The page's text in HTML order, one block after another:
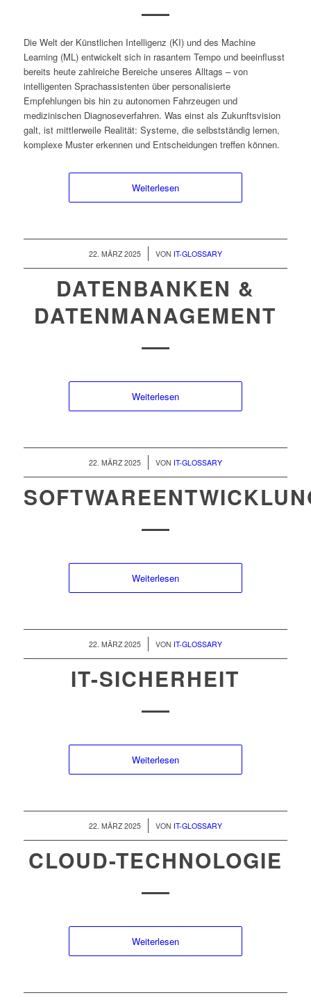
Die Welt der Künstlichen Intelligenz (KI) und des Machine
Learning (ML) entwickelt sich in rasantem Tempo und beeinflusst
bereits heute zahlreiche Bereiche unseres Alltags – von
intelligenten Sprachassistenten über personalisierte
Empfehlungen bis hin zu autonomen Fahrzeugen und
medizinischen Diagnoseverfahren. Was einst als Zukunftsvision
galt, ist mittlerweile Realität: Systeme, die selbstständig lernen,
komplexe Muster erkennen und Entscheidungen treffen können.
Weiterlesen
22. MÄRZ 2025
/ VON IT-GLOSSARY
DATENBANKEN &
DATENMANAGEMENT
Weiterlesen
22. MÄRZ 2025
/ VON IT-GLOSSARY
Weiterlesen
22. MÄRZ 2025
/ VON IT-GLOSSARY
IT-SICHERHEIT
Weiterlesen
22. MÄRZ 2025
/ VON IT-GLOSSARY
CLOUD-TECHNOLOGIE
Weiterlesen